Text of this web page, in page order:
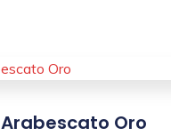
Arabescato Oro